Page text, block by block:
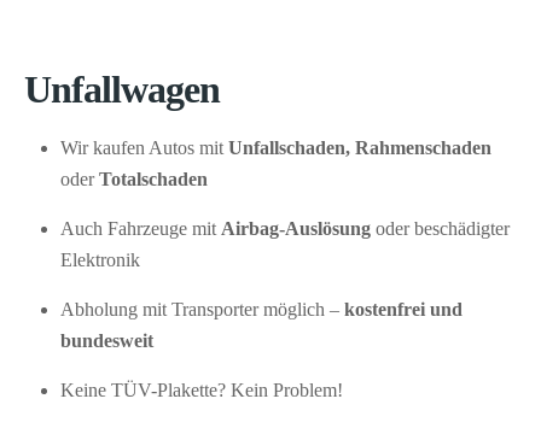
Unfallwagen
Wir kaufen Autos mitUnfallschaden, Rahmenschaden
oderTotalschaden
Auch Fahrzeuge mitAirbag-Auslösung oder beschädigter
Elektronik
Abholung mit Transporter möglich – kostenfrei und
bundesweit
Keine TÜV-Plakette? Kein Problem!